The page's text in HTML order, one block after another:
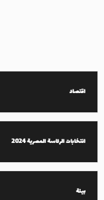
اقتصاد
انتخابات الرئاسة المصرية 2024
بيئة